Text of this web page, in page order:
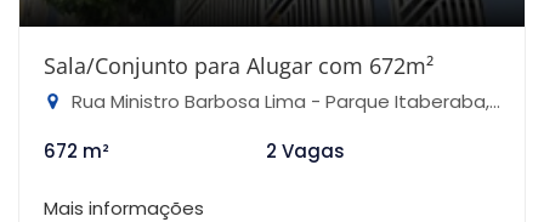
Sala/Conjunto para Alugar com 672m²
Rua Ministro Barbosa Lima - Parque Itaberaba, São Paulo-SP
672 m²
2 Vagas
Mais informações